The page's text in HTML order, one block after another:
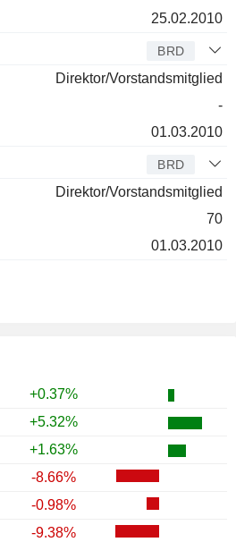
+0.37%
+5.32%
+1.63%
-8.66%
-0.98%
-9.38%
25.02.2010
BRD
Direktor/Vorstandsmitglied
-
01.03.2010
BRD
Direktor/Vorstandsmitglied
70
01.03.2010